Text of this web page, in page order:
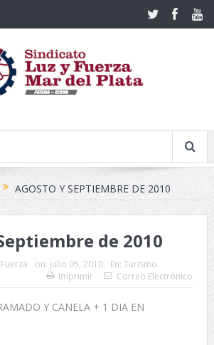
AGOSTO Y SEPTIEMBRE DE 2010
de 2010
on: julio 05, 2010 En: Turismo
Imprimir
Correo Electrónico
Y CANELA + 1 DIA EN